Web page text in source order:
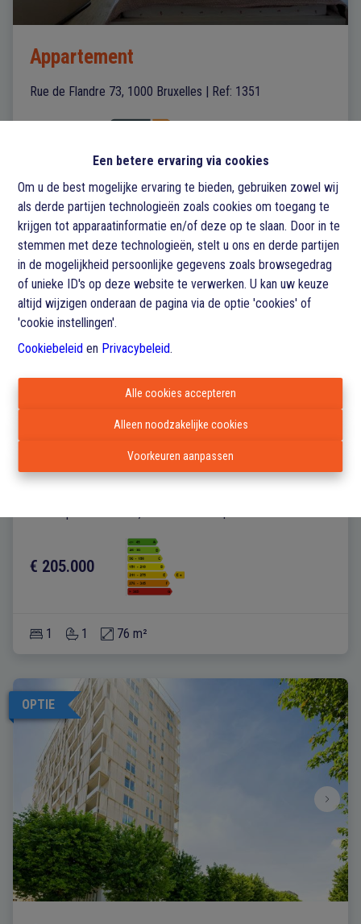
Een betere ervaring via cookies
Om u de best mogelijke ervaring te bieden, gebruiken zowel wij
als derde partijen technologieën zoals cookies om toegang te
krijgen tot apparaatinformatie en/of deze op te slaan. Door in te
stemmen met deze technologieën, stelt u ons en derde partijen
in de mogelijkheid persoonlijke gegevens zoals browsegedrag
of unieke ID's op deze website te verwerken. U kan uw keuze
altijd wijzigen onderaan de pagina via de optie 'cookies' of
'cookie instellingen'.
Cookiebeleid en Privacybeleid.
Alle cookies accepteren
Alleen noodzakelijke cookies
Voorkeuren aanpassen
Appartement
Rue de Flandre 73, 1000 Bruxelles | Ref: 1351
1 62 m²
Appartement
€ 205.000
1 1 76 m²
OPTIE